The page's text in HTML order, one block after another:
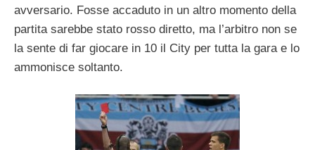
avversario. Fosse accaduto in un altro momento della
partita sarebbe stato rosso diretto, ma l’arbitro non se
la sente di far giocare in 10 il City per tutta la gara e lo
ammonisce soltanto.